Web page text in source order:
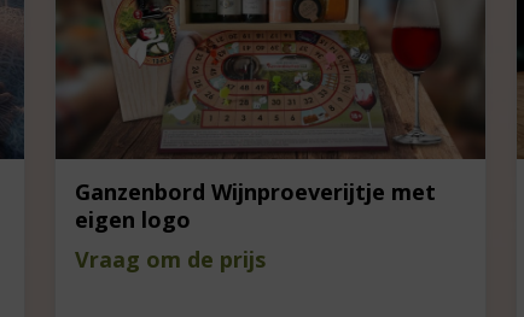
Ganzenbord Wijnproeverijtje met
eigen logo
Vraag om de prijs